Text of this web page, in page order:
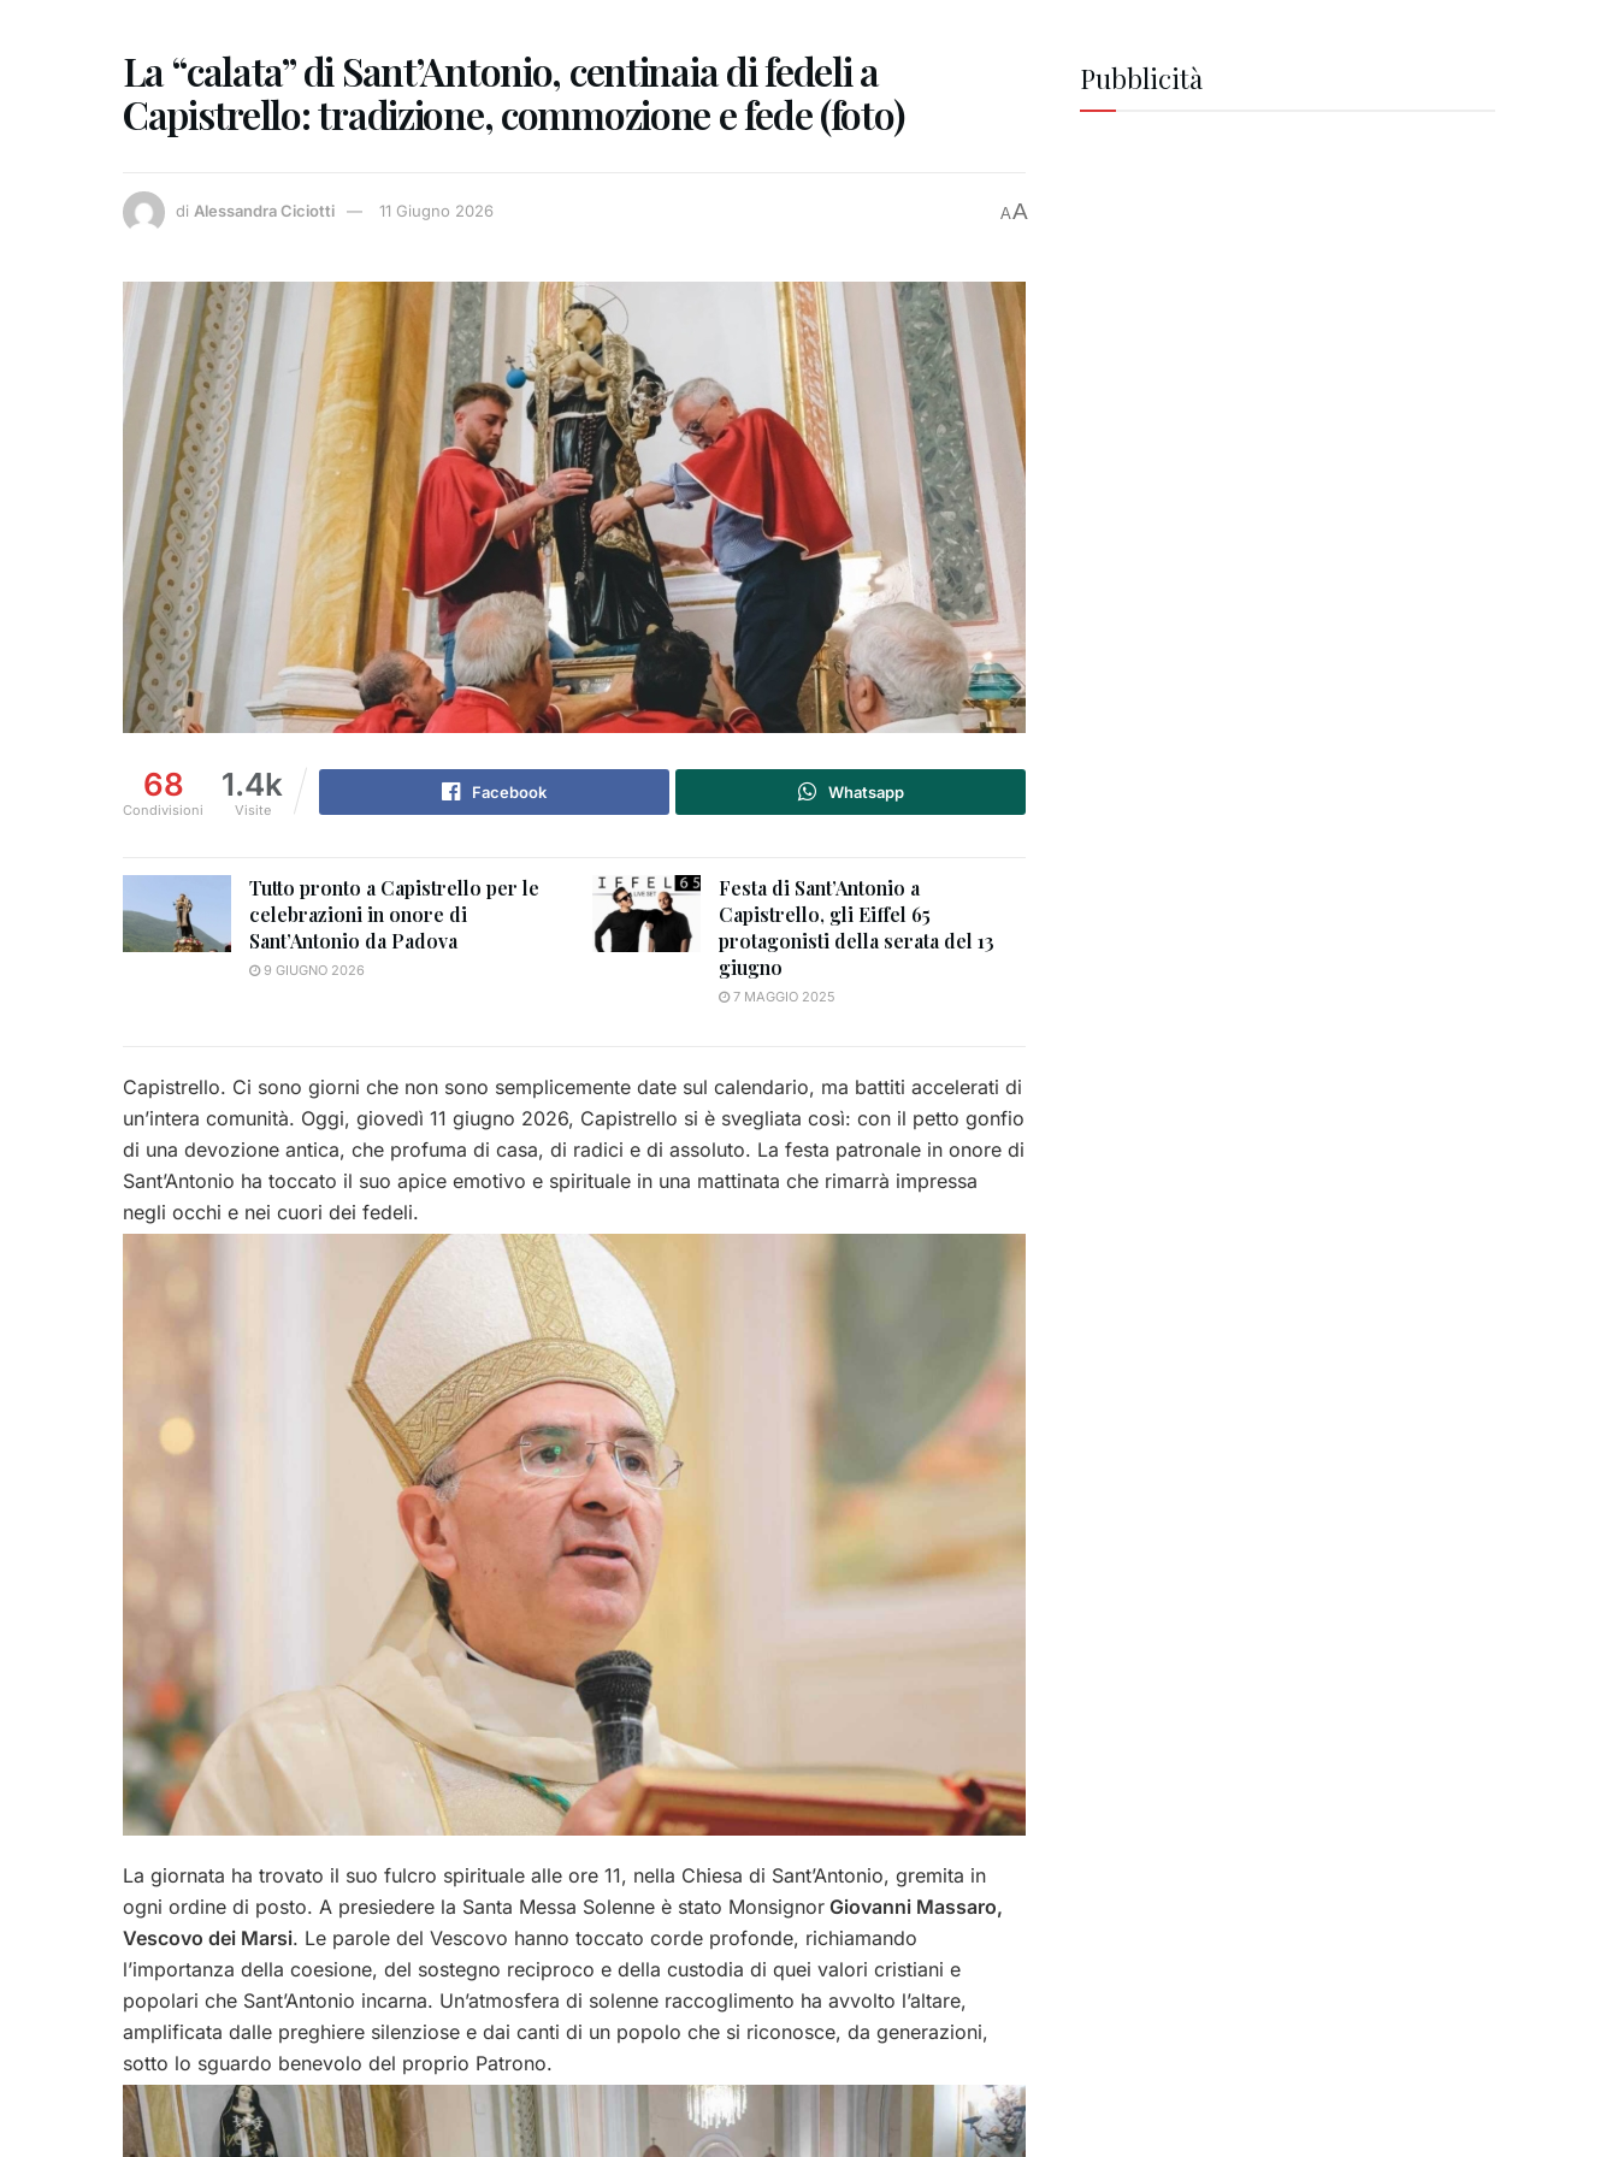
La “calata” di Sant’Antonio, centinaia di fedeli a
Capistrello: tradizione, commozione e fede (foto)
di Alessandra Ciciotti 11 Giugno 2026 AA
68
Condivisioni
1.4k
Visite
Facebook Whatsapp
Tutto pronto a Capistrello per le
celebrazioni in onore di
Sant’Antonio da Padova
9 GIUGNO 2026
Festa di Sant’Antonio a
Capistrello, gli Eiffel 65
protagonisti della serata del 13
giugno
7 MAGGIO 2025
Capistrello. Ci sono giorni che non sono semplicemente date sul calendario, ma battiti accelerati di
un’intera comunità. Oggi, giovedì 11 giugno 2026, Capistrello si è svegliata così: con il petto gonfio
di una devozione antica, che profuma di casa, di radici e di assoluto. La festa patronale in onore di
Sant’Antonio ha toccato il suo apice emotivo e spirituale in una mattinata che rimarrà impressa
negli occhi e nei cuori dei fedeli.
La giornata ha trovato il suo fulcro spirituale alle ore 11, nella Chiesa di Sant’Antonio, gremita in
ogni ordine di posto. A presiedere la Santa Messa Solenne è stato Monsignor Giovanni Massaro,
Vescovo dei Marsi. Le parole del Vescovo hanno toccato corde profonde, richiamando
l’importanza della coesione, del sostegno reciproco e della custodia di quei valori cristiani e
popolari che Sant’Antonio incarna. Un’atmosfera di solenne raccoglimento ha avvolto l’altare,
amplificata dalle preghiere silenziose e dai canti di un popolo che si riconosce, da generazioni,
sotto lo sguardo benevolo del proprio Patrono.
Pubblicità